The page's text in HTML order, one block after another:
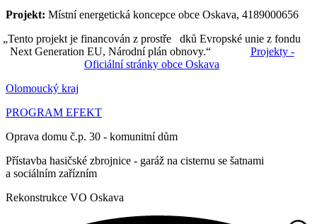
Projekt: Místní energetická koncepce obce Oskava, 4189000656
„Tento projekt je financován z prostře dků Evropské unie z fondu
Next Generation EU, Národní plán obnovy.“ Projekty -
Oficiální stránky obce Oskava
Olomoucký kraj
PROGRAM EFEKT
Oprava domu č.p. 30 - komunitní dům
Přístavba hasičské zbrojnice - garáž na cisternu se šatnami
a sociálním zařízním
Rekonstrukce VO Oskava